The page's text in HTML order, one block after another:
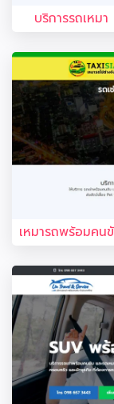
บริการรถเหม
เหมารถพร้อมคน